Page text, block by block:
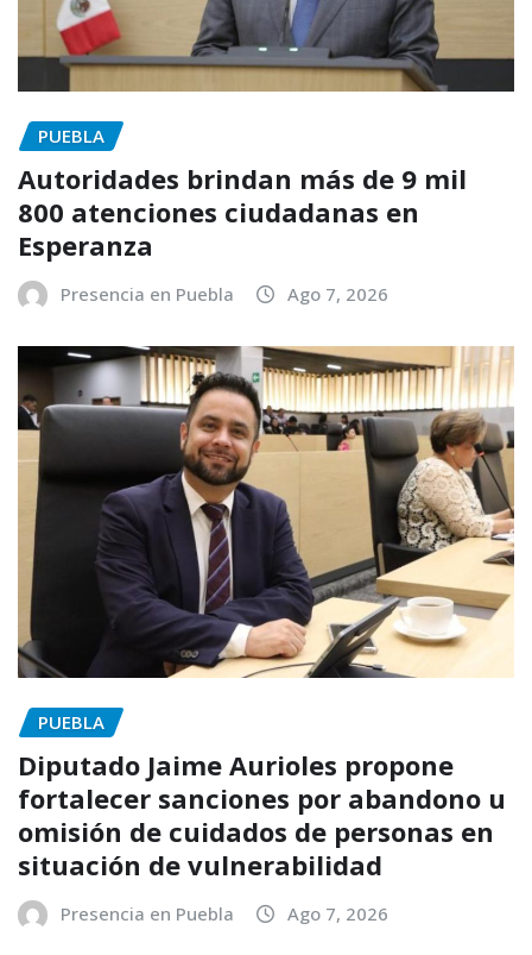
PUEBLA
Autoridades brindan más de 9 mil
800 atenciones ciudadanas en
Esperanza
Presencia en Puebla Ago 7, 2026
PUEBLA
Diputado Jaime Aurioles propone
fortalecer sanciones por abandono u
omisión de cuidados de personas en
situación de vulnerabilidad
Presencia en Puebla Ago 7, 2026